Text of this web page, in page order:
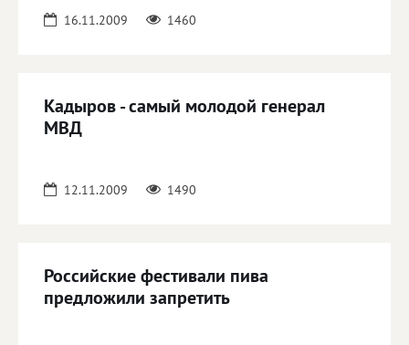
16.11.2009 1460
Кадыров - самый молодой генерал
МВД
12.11.2009 1490
Российские фестивали пива
предложили запретить